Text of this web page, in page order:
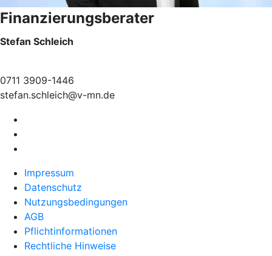
Finanzierungsberater
Stefan Schleich
0711 3909-1446
stefan.schleich@v-mn.de
Impressum
Datenschutz
Nutzungsbedingungen
AGB
Pflichtinformationen
Rechtliche Hinweise